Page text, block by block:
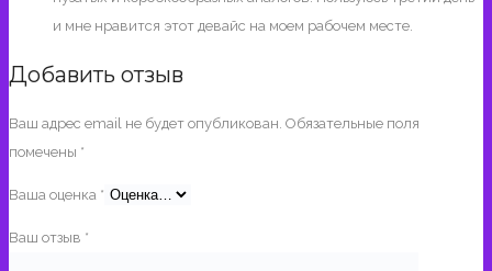
и мне нравится этот девайс на моем рабочем месте.
Добавить отзыв
Ваш адрес email не будет опубликован. Обязательные поля
помечены *
Ваша оценка *
Ваш отзыв *